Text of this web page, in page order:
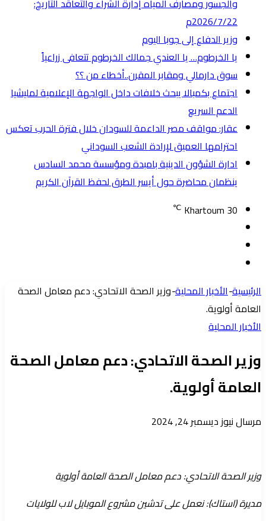
والجسور ومصارف المياه إدارة الشراء والتعاقد التاريخ:
2026/7/22م
وزير الدفاع إلى جوبا اليوم
يا الخرطوم… يا العندي جمالك الخرطوم تتعافى زراعياً
سوق دارمالي ومقابر المقرن..أخطاء من ؟؟
اجتماع بكمبالا يبحث خلافات داخل الواجهة الإعلامية لمليشيا
الدعم السريع
عقار: مواقف مصر الداعمة للسودان خلال فترة الحرب تعكس
احترامها العميق لإرادة الشعب السوداني
ادارة الشؤون الدينية بامبدة ومؤسسة محمد السادس
ينظمان محاضرة حول أيسر الطرق لحفظ القرآن الكريم
Khartoum 30
℃
جانبيالرئيسية-الأخبار المحلية-وزير الصحة الاتحادي: دعم معامل الصحة
العامة أولوية.
الأخبار المحلية
وزير الصحة الاتحادي: دعم معامل الصحة
العامة أولوية.
مرسال نيوزأرسل
ديسمبر 24, 2024
وزير الصحة الاتحادي: دعم معامل الصحة العامة أولوية
مديرة (استاك): نعمل على تدشين مشروع الموبايل لاب للولايات